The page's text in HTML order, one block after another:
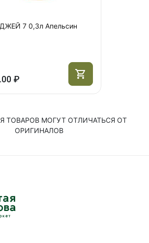
7 0,3л Апельсин
₽
ТОВАРОВ МОГУТ ОТЛИЧАТЬСЯ ОТ
ОРИГИНАЛОВ